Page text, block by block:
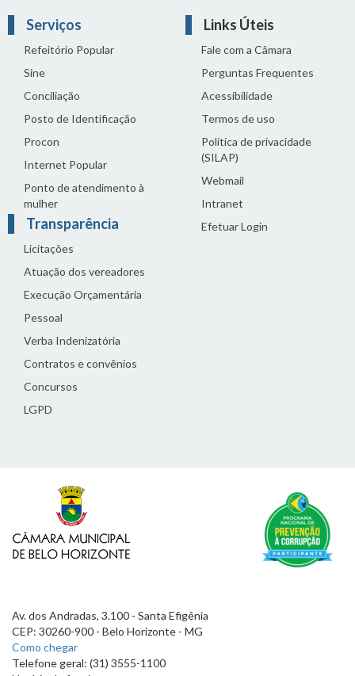
Serviços
Refeitório Popular
Sine
Conciliação
Posto de Identificação
Procon
Internet Popular
Ponto de atendimento à
mulher
Transparência
Licitações
Atuação dos vereadores
Execução Orçamentária
Pessoal
Verba Indenizatória
Contratos e convênios
Concursos
LGPD
Links Úteis
Fale com a Câmara
Perguntas Frequentes
Acessibilidade
Termos de uso
Política de privacidade
(SILAP)
Webmail
Intranet
Efetuar Login
Av. dos Andradas, 3.100 - Santa Efigênia
CEP: 30260-900 - Belo Horizonte - MG
Como chegar
Telefone geral: (31) 3555-1100